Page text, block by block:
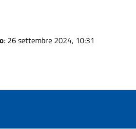
: 26 settembre 2024, 10:31